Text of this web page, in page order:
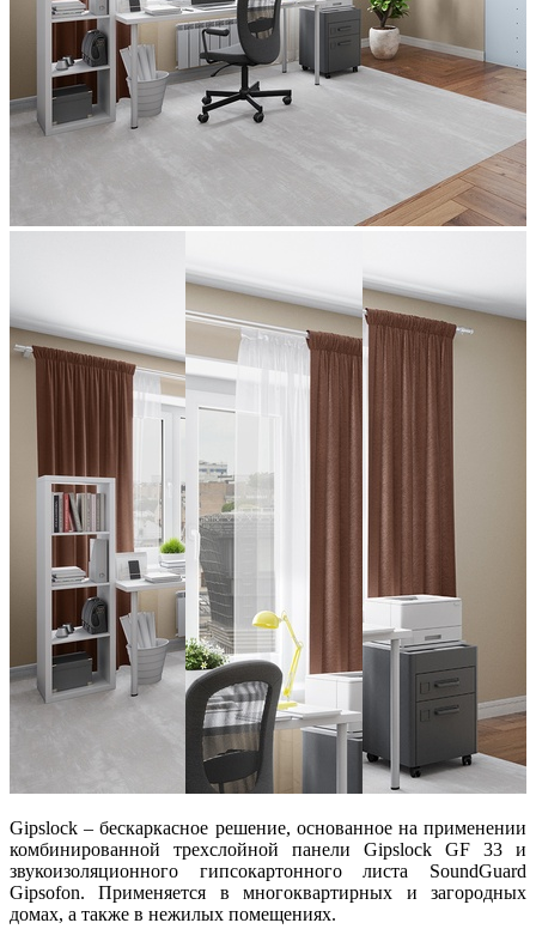
Gipslock – бескаркасное решение, основанное на применении
комбинированной трехслойной панели Gipslock GF 33 и
звукоизоляционного гипсокартонного листа SoundGuard
Gipsofon. Применяется в многоквартирных и загородных
домах, а также в нежилых помещениях.